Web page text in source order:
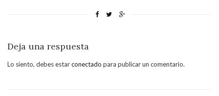
Deja una respuesta
Lo siento, debes estarconectado para publicar un comentario.